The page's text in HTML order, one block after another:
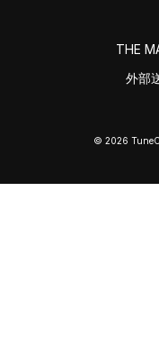
THE
外部
© 2026